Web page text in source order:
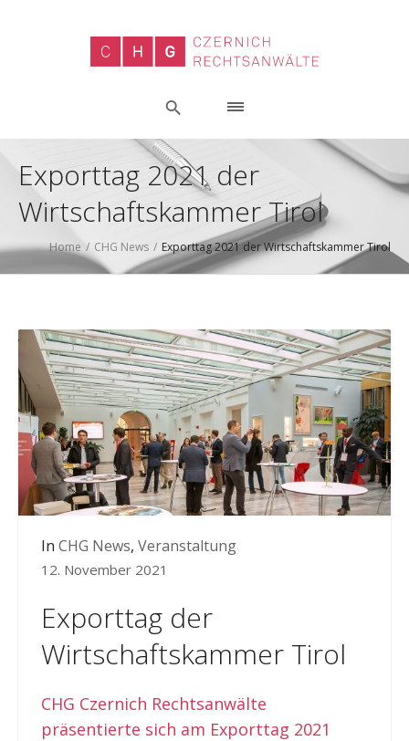
Exporttag 2021 der
Wirtschaftskammer Tirol
Home / CHG News / Exporttag 2021 der Wirtschaftskammer Tirol
In CHG News, Veranstaltung
12. November 2021
Exporttag der
Wirtschaftskammer Tirol
CHG Czernich Rechtsanwälte
präsentierte sich am Exporttag 2021